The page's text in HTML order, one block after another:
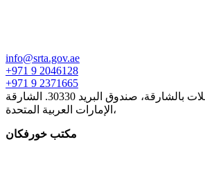
info@srta.gov.ae
+971 9 2046128
+971 9 2371665
هيئة الطرق والمواصلات بالشارقة، صندوق البريد 30330. الشارقة
،الإمارات العربية المتحدة
مكتب خورفكان